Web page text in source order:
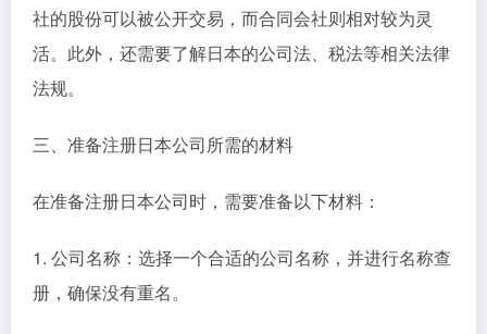
社的股份可以被公开交易，而合同会社则相对较为灵
活。此外，还需要了解日本的公司法、税法等相关法律
法规。
三、准备注册日本公司所需的材料
在准备注册日本公司时，需要准备以下材料：
1. 公司名称：选择一个合适的公司名称，并进行名称查
册，确保没有重名。